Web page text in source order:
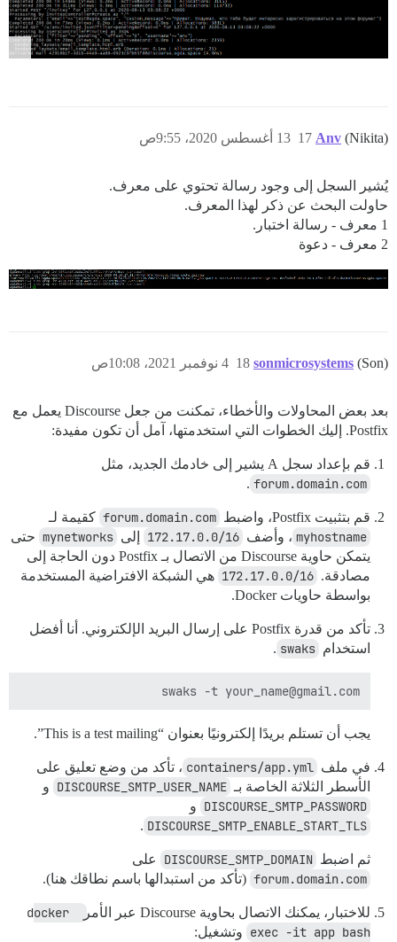
Anv (Nikita) 13 أغسطس 2020، 9:55ص 17
يُشير السجل إلى وجود رسالة تحتوي على معرف.
حاولت البحث عن ذكر لهذا المعرف.
1 معرف - رسالة اختبار.
2 معرف - دعوة
sonmicrosystems (Son) 4 نوفمبر 2021، 10:08ص 18
بعد بعض المحاولات والأخطاء، تمكنت من جعل Discourse يعمل مع
Postfix. إليك الخطوات التي استخدمتها، آمل أن تكون مفيدة:
قم بإعداد سجل A يشير إلى خادمك الجديد، مثل
forum.domain.com
.
قم بتثبيت Postfix، واضبط forum.domain.com كقيمة لـ
myhostname ، وأضف 172.17.0.0/16 إلى mynetworks حتى
يتمكن حاوية Discourse من الاتصال بـ Postfix دون الحاجة إلى
مصادقة. 172.17.0.0/16 هي الشبكة الافتراضية المستخدمة
بواسطة حاويات Docker.
تأكد من قدرة Postfix على إرسال البريد الإلكتروني. أنا أفضل
استخدام swaks
.
swaks -t your_name@gmail.com
يجب أن تستلم بريدًا إلكترونيًا بعنوان “This is a test mailing”.
في ملف containers/app.yml ، تأكد من وضع تعليق على
الأسطر الثلاثة الخاصة بـ DISCOURSE_SMTP_USER_NAME و
DISCOURSE_SMTP_PASSWORD و
DISCOURSE_SMTP_ENABLE_START_TLS
.
ثم اضبط DISCOURSE_SMTP_DOMAIN على
forum.domain.com (تأكد من استبدالها باسم نطاقك هنا).
للاختبار، يمكنك الاتصال بحاوية Discourse عبر الأمر
docker
exec -it app bash وتشغيل: